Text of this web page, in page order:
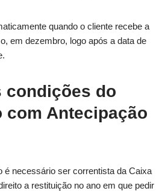
quando o cliente recebe a
em dezembro, logo após a data de
condições do
com Antecipação
é necessário ser correntista da Caixa
a restituição no ano em que pedir